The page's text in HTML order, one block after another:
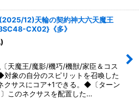
12)天輪の契約神大六天魔王
CX02}《多》
天魔王/魔影/機巧/機獣/家臣＆コス
対象の自分のスピリットを召喚した
クサスにコア+1できる。◆〔ターン
このネクサスを配置した…